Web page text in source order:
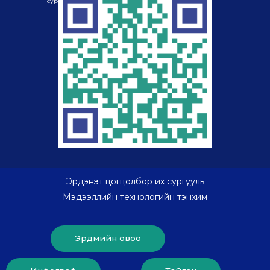
Эрдэнэт цогцолбор их сургууль
Мэдээллийн технологийн тэнхим
Эрдмийн овоо